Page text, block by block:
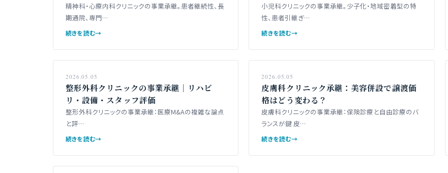
精神科・心療内科クリニックの事業承継。患者継続性、長
期通院、専門…
続きを読む→
小児科クリニックの事業承継。少子化・地域密着型の特
性、患者引継ぎ…
続きを読む→
2026.05.05
整形外科クリニックの事業承継｜リハビ
リ・設備・スタッフ評価
整形外科クリニックの事業承継：医療M&Aの複雑な論点
と評…
続きを読む→
2026.05.05
皮膚科クリニック承継：美容併設で譲渡価
格はどう変わる？
皮膚科クリニックの事業承継：保険診療と自由診療のバ
ランスが鍵 皮…
続きを読む→